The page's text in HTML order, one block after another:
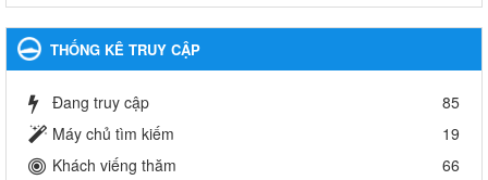
THỐNG KÊ TRUY CẬP
Đang truy cập
85
Máy chủ tìm kiếm
19
Khách viếng thăm
66